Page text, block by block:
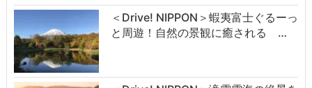
＜Drive! NIPPON＞蝦夷富士ぐるーっ
と周遊！自然の景観に癒される …